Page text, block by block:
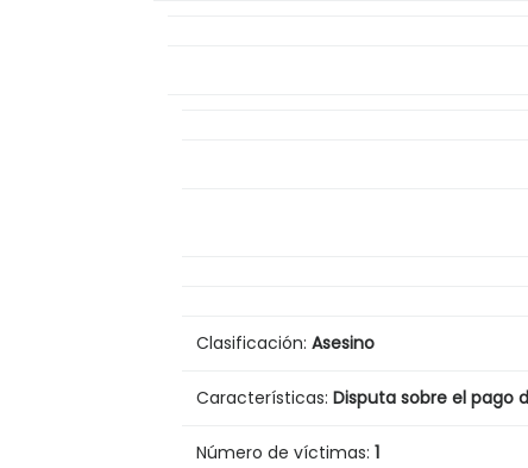
Clasificación: Asesino
Características: Disputa sobre el pago
Número de víctimas: 1